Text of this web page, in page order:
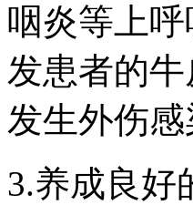
咽炎等上
发患者的
发生外伤
3.养成良好